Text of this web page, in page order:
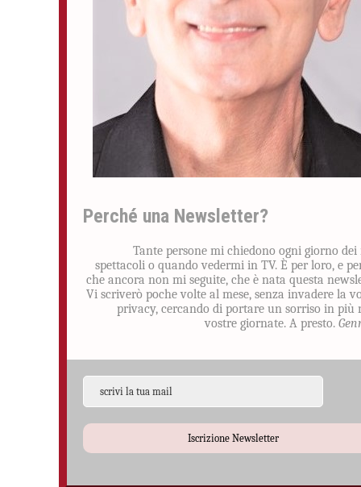
Perché una Newsletter?
Tante persone mi chiedono ogni giorno dei
spettacoli o quando vedermi in TV. È per loro, e
che ancora non mi seguite, che è nata questa
Vi scriverò poche volte al mese, senza invadere la
privacy, cercando di portare un sorriso in più
vostre giornate. A presto.
Iscrizione Newsletter